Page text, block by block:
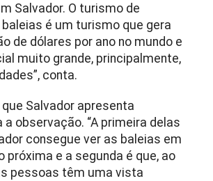
Salvador. O turismo de
é um turismo que gera
de dólares por ano no mundo e
muito grande, principalmente,
conta.
Salvador apresenta
a observação. “A primeira delas
consegue ver as baleias em
próxima e a segunda é que, ao
pessoas têm uma vista